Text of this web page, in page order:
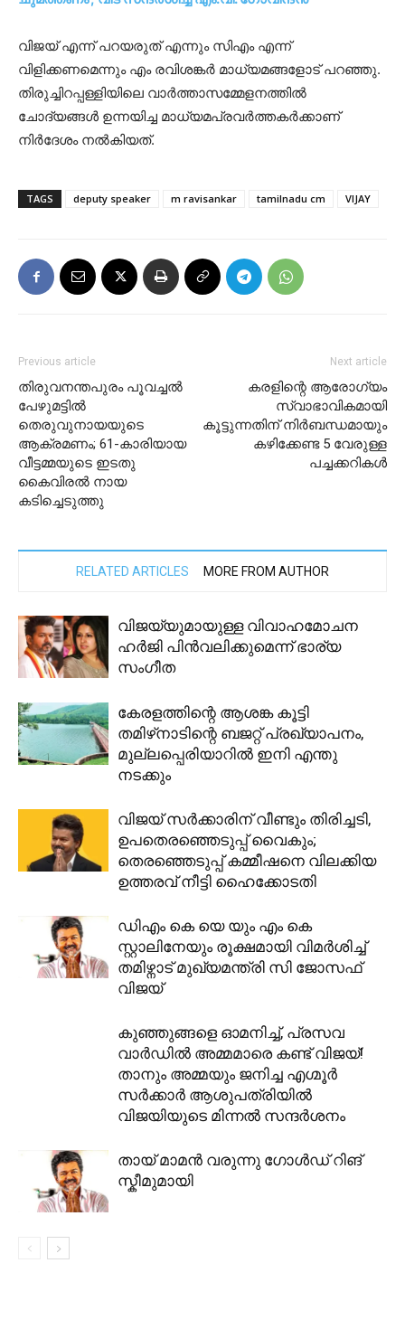
വിജയ് എന്ന് പറയരുത് എന്നും സിഎം എന്ന്
വിളിക്കണമെന്നും എം രവിശങ്കർ മാധ്യമങ്ങളോട് പറഞ്ഞു.
തിരുച്ചിറപ്പള്ളിയിലെ വാർത്താസമ്മേളനത്തിൽ
ചോദ്യങ്ങൾ ഉന്നയിച്ച മാധ്യമപ്രവർത്തകർക്കാണ്
നിർദേശം നൽകിയത്.
TAGS deputy speaker m ravisankar tamilnadu cm VIJAY
Previous article
തിരുവനന്തപുരം പൂവച്ചല്‍
പേഴുമട്ടില്‍
തെരുവുനായയുടെ
ആക്രമണം; 61-കാരിയായ
വീട്ടമ്മയുടെ ഇടതു
കൈവിരല്‍ നായ
കടിച്ചെടുത്തു
Next article
കരളിന്റെ ആരോഗ്യം
സ്വാഭാവികമായി
കൂട്ടുന്നതിന് നിർബന്ധമായും
കഴിക്കേണ്ട 5 വേരുള്ള
പച്ചക്കറികൾ
RELATED ARTICLES MORE FROM AUTHOR
വിജയ്‌യുമായുള്ള വിവാഹമോചന
ഹര്‍ജി പിന്‍വലിക്കുമെന്ന് ഭാര്യ
സംഗീത
കേരളത്തിന്റെ ആശങ്ക കൂട്ടി
തമിഴ്‌നാടിന്റെ ബജറ്റ് പ്രഖ്യാപനം,
മുല്ലപ്പെരിയാറില്‍ ഇനി എന്തു
നടക്കും
വിജയ് സർക്കാരിന് വീണ്ടും തിരിച്ചടി,
ഉപതെരഞ്ഞെടുപ്പ് വൈകും;
തെരഞ്ഞെടുപ്പ് കമ്മീഷനെ വിലക്കിയ
ഉത്തരവ് നീട്ടി ഹൈക്കോടതി
ഡിഎം കെ യെ യും എം കെ
സ്റ്റാലിനേയും രൂക്ഷമായി വിമർശിച്ച്
തമിഴ്നാട് മുഖ്യമന്ത്രി സി ജോസഫ്
വിജയ്
കുഞ്ഞുങ്ങളെ ഓമനിച്ച്, പ്രസവ
വാർഡിൽ അമ്മമാരെ കണ്ട് വിജയ്!
താനും അമ്മയും ജനിച്ച എഗ്മൂർ
സർക്കാർ ആശുപത്രിയിൽ
വിജയിയുടെ മിന്നൽ സന്ദർശനം
തായ് മാമൻ വരുന്നു ഗോൾഡ് റിങ്
സ്കീമുമായി